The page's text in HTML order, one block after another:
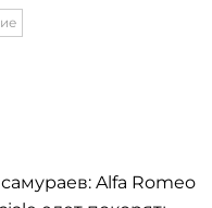
Alfa Romeo